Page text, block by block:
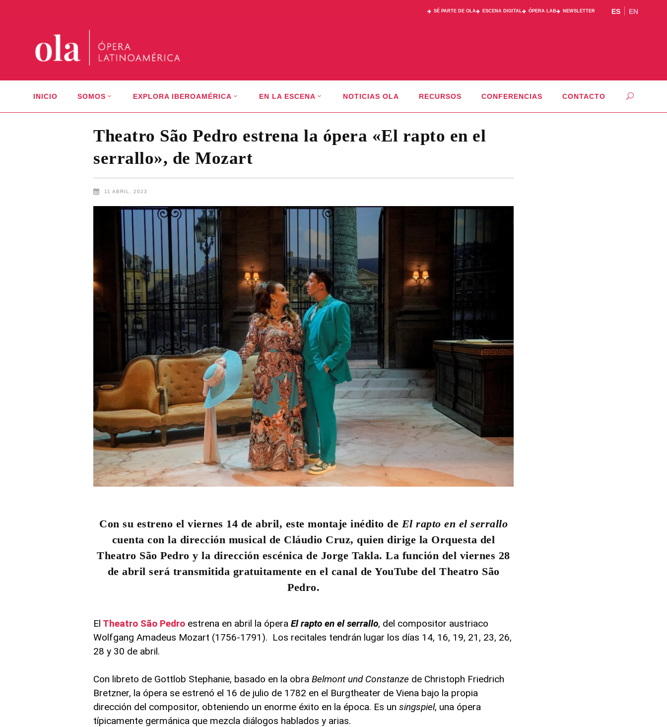
SÉ PARTE DE OLA ESCENA DIGITAL ÓPERA LAB NEWSLETTER ES EN
INICIO SOMOS EXPLORA IBEROAMÉRICA EN LA ESCENA NOTICIAS OLA RECURSOS CONFERENCIAS CONTACTO
Theatro São Pedro estrena la ópera «El rapto en el
serrallo», de Mozart
11 ABRIL, 2023
Con su estreno el viernes 14 de abril, este montaje inédito de El rapto en el serrallo
cuenta con la dirección musical de Cláudio Cruz, quien dirige la Orquesta del
Theatro São Pedro y la dirección escénica de Jorge Takla. La función del viernes 28
de abril será transmitida gratuitamente en el canal de YouTube del Theatro São
Pedro.
El Theatro São Pedro estrena en abril la óperaEl rapto en el serrallo, del compositor austriaco
Wolfgang Amadeus Mozart (1756-1791). Los recitales tendrán lugar los días 14, 16, 19, 21, 23, 26,
28 y 30 de abril.
Con libreto de Gottlob Stephanie, basado en la obraBelmont und Constanze de Christoph Friedrich
Bretzner, la ópera se estrenó el 16 de julio de 1782 en el Burgtheater de Viena bajo la propia
dirección del compositor, obteniendo un enorme éxito en la época. Es unsingspiel, una ópera
típicamente germánica que mezcla diálogos hablados y arias.